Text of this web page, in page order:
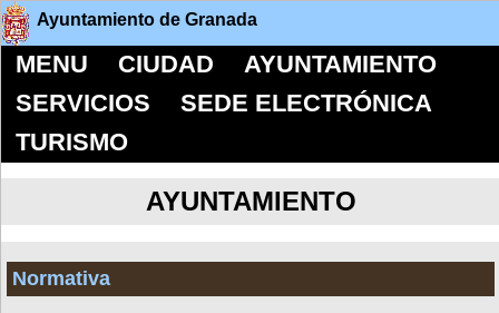
Ayuntamiento de Granada
MENU CIUDAD
AYUNTAMIENTO
SERVICIOS
SEDE ELECTRÓNICA
TURISMO
AYUNTAMIENTO
Normativa